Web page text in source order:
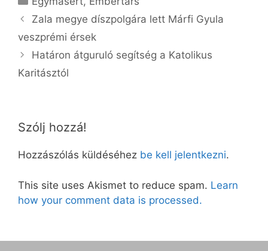
Zala megye díszpolgára lett Márfi Gyula
veszprémi érsek
Határon átguruló segítség a Katolikus
Karitásztól
Szólj hozzá!
Hozzászólás küldéséhez be kell jelentkezni.
This site uses Akismet to reduce spam. Learn
how your comment data is processed.